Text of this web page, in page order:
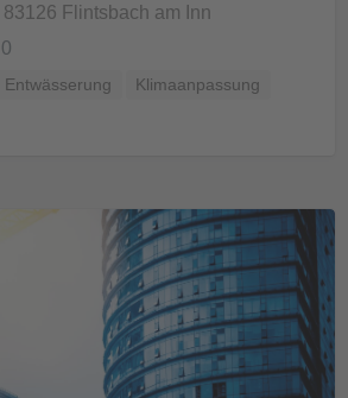
Flintsbach am Inn
Entwässerung Klimaanpassung